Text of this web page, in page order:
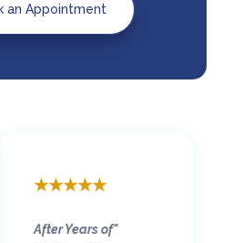
an Appointment
★
★
★
★
★
"After Years of